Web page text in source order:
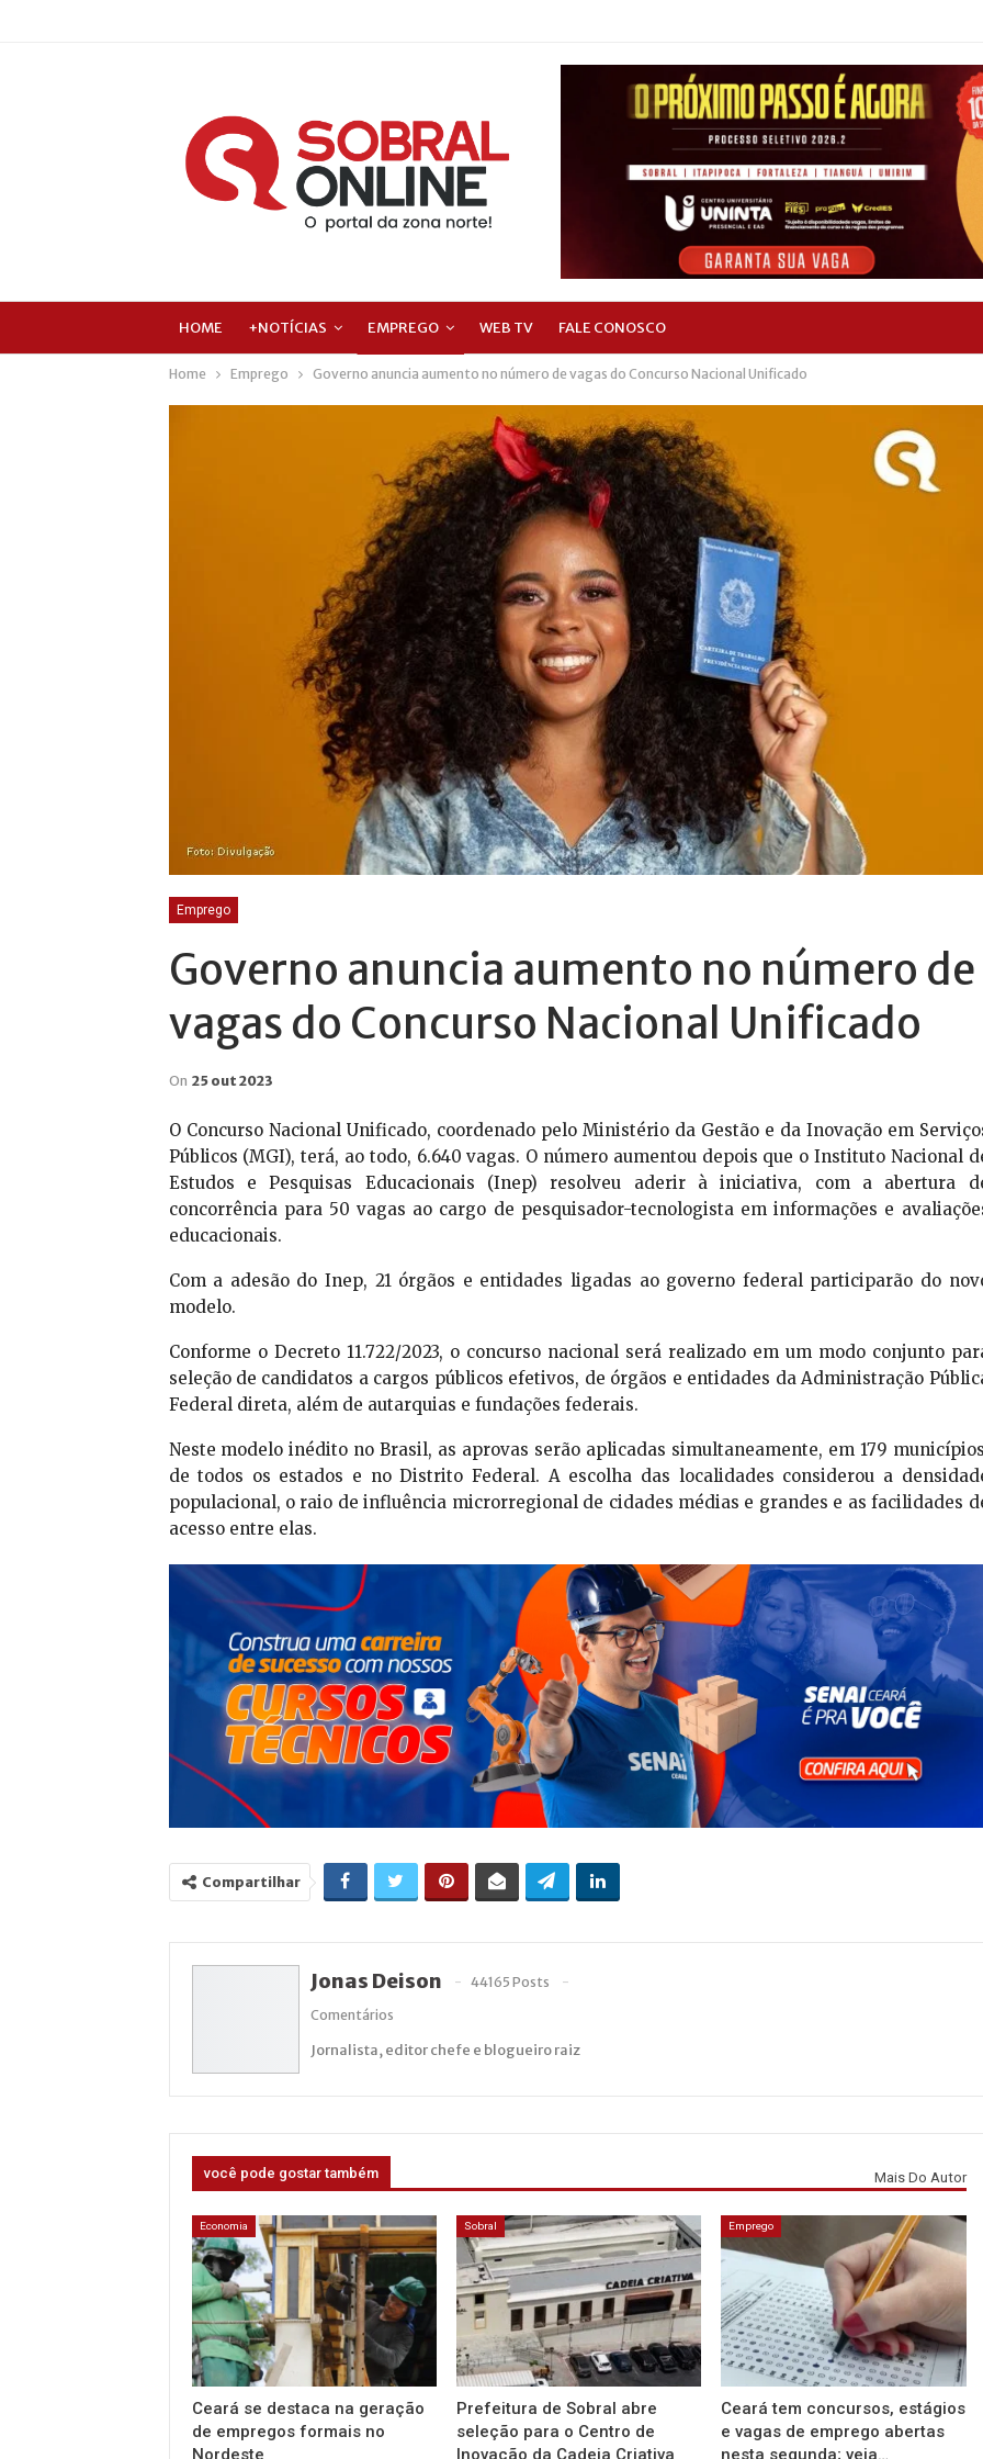
HOME +NOTÍCIAS EMPREGO WEB TV FALE CONOSCO
Home Emprego Governo anuncia aumento no número de vagas do Concurso Nacional Unificado
Emprego
Governo anuncia aumento no número de
vagas do Concurso Nacional Unificado
On 25 out 2023
O Concurso Nacional Unificado, coordenado pelo Ministério da Gestão e da Inovação em
Públicos (MGI), terá, ao todo, 6.640 vagas. O número aumentou depois que o Instituto Nacional
Estudos e Pesquisas Educacionais (Inep) resolveu aderir à iniciativa, com a abertura
concorrência para 50 vagas ao cargo de pesquisador-tecnologista em informações e
educacionais.
Com a adesão do Inep, 21 órgãos e entidades ligadas ao governo federal participarão do
modelo.
Conforme o Decreto 11.722/2023, o concurso nacional será realizado em um modo conjunto
seleção de candidatos a cargos públicos efetivos, de órgãos e entidades da Administração
Federal direta, além de autarquias e fundações federais.
Neste modelo inédito no Brasil, as aprovas serão aplicadas simultaneamente, em 179
de todos os estados e no Distrito Federal. A escolha das localidades considerou a
populacional, o raio de influência microrregional de cidades médias e grandes e as facilidades
acesso entre elas.
Compartilhar
Jonas Deison
44165 Posts
Comentários
Jornalista, editor chefe e blogueiro raiz
você pode gostar também Mais Do Autor
Economia
Ceará se destaca na geração
de empregos formais no
Nordeste
Sobral
Prefeitura de Sobral abre
seleção para o Centro de
Inovação da Cadeia Criativa
Emprego
Ceará tem concursos, estágios
e vagas de emprego abertas
nesta segunda; veja…